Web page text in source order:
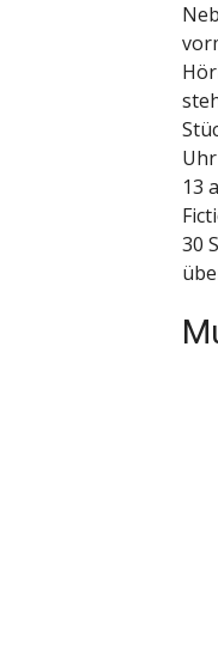
13
30